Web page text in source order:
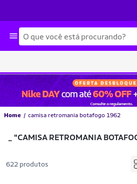
Busca
Home camisa retromania botafogo 1962
"CAMISA RETROMANIA
622 produtos